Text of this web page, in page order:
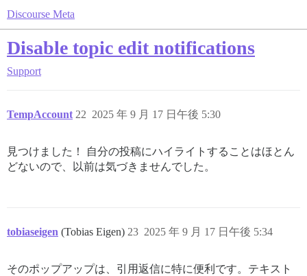
Discourse Meta
Disable topic edit notifications
Support
TempAccount 2025 年 9 月 17 日午後 5:30
22
見つけました！ 自分の投稿にハイライトすることはほとん
どないので、以前は気づきませんでした。
tobiaseigen (Tobias Eigen) 2025 年 9 月 17 日午後 5:34
23
そのポップアップは、引用返信に特に便利です。テキスト